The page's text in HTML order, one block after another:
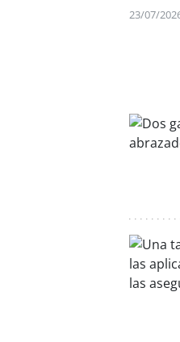
23/07/